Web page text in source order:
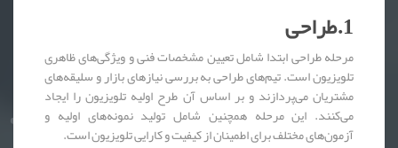
1.طراحی
مرحله طراحی ابتدا شامل تعیین مشخصات فنی و ویژگی‌های ظاهری
تلویزیون است. تیم‌های طراحی به بررسی نیازهای بازار و سلیقه‌های
مشتریان می‌پردازند و بر اساس آن طرح اولیه تلویزیون را ایجاد
می‌کنند. این مرحله همچنین شامل تولید نمونه‌های اولیه و
آزمون‌های مختلف برای اطمینان از کیفیت و کارایی تلویزیون است.